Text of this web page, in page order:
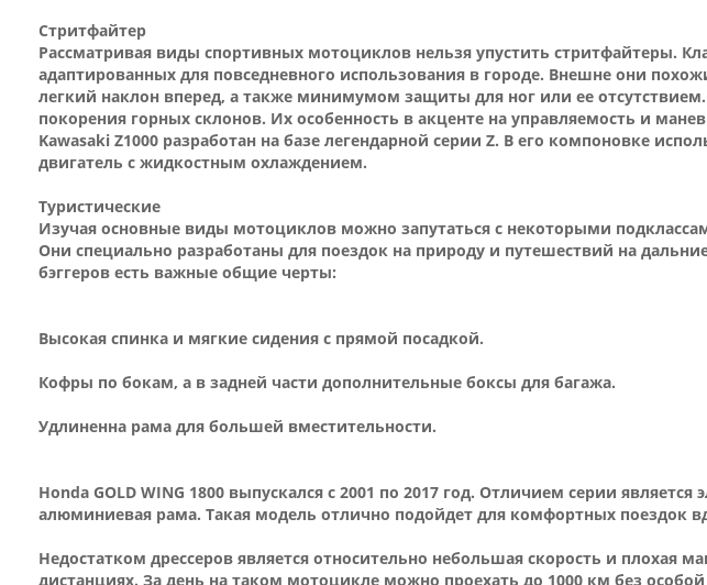
Стритфайтер
Рассматривая виды спортивных мотоциклов нельзя упустить стритфайтеры.
адаптированных для повседневного использования в городе. Внешне они
легкий наклон вперед, а также минимумом защиты для ног или ее
покорения горных склонов. Их особенность в акценте на управляемость и
Kawasaki Z1000 разработан на базе легендарной серии Z. В его компоновке
двигатель с жидкостным охлаждением.
Туристические
Изучая основные виды мотоциклов можно запутаться с некоторыми
Они специально разработаны для поездок на природу и путешествий на
бэггеров есть важные общие черты:
Высокая спинка и мягкие сидения с прямой посадкой.
Кофры по бокам, а в задней части дополнительные боксы для багажа.
Удлиненна рама для большей вместительности.
Honda GOLD WING 1800 выпускался с 2001 по 2017 год. Отличием серии
алюминиевая рама. Такая модель отлично подойдет для комфортных поездок
Недостатком дрессеров является относительно небольшая скорость и плохая
дистанциях. За день на таком мотоцикле можно проехать до 1000 км без особой